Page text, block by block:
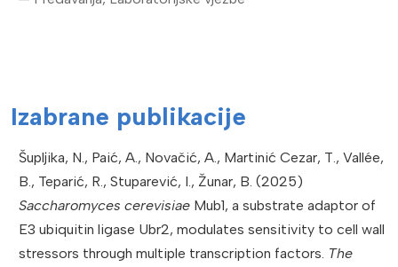
Izabrane publikacije
Šupljika, N., Paić, A., Novačić, A., Martinić Cezar, T., Vallée,
B., Teparić, R., Stuparević, I., Žunar, B. (2025)
Saccharomyces cerevisiae Mub1, a substrate adaptor of
E3 ubiquitin ligase Ubr2, modulates sensitivity to cell wall
stressors through multiple transcription factors. The